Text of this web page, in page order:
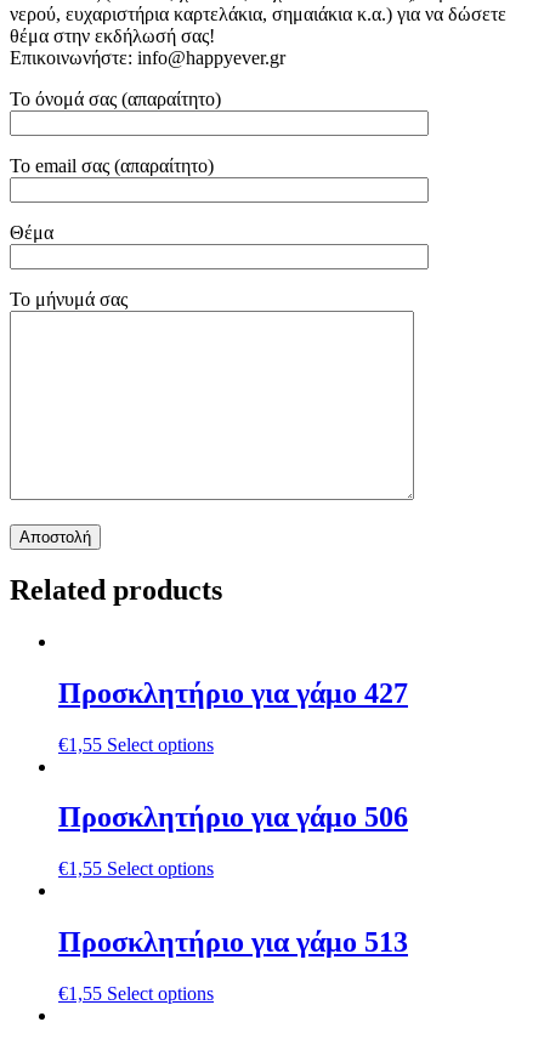
νερού, ευχαριστήρια καρτελάκια, σημαιάκια κ.α.) για να δώσετε
θέμα στην εκδήλωσή σας!
Επικοινωνήστε: info@happyever.gr
Το όνομά σας (απαραίτητο)
Το email σας (απαραίτητο)
Θέμα
Το μήνυμά σας
Related products
Προσκλητήριο για γάμο 427
€1,55 Select options
Προσκλητήριο για γάμο 506
€1,55 Select options
Προσκλητήριο για γάμο 513
€1,55 Select options